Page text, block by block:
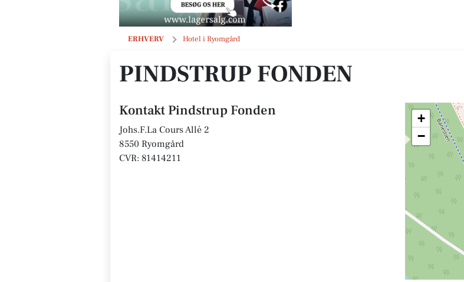
ERHVERV Hotel i Ryomgård
Pindstrup Fonden
PINDSTRUP FONDEN
Kontakt Pindstrup Fonden
Johs.F.La Cours Allé 2
8550 Ryomgård
CVR: 81414211
+
−